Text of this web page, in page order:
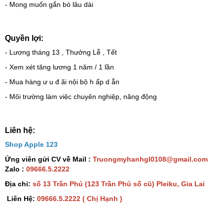
- Mong muốn gắn bó lâu dài
Quyền lợi:
- Lương tháng 13 , Thưởng Lễ , Tết
- Xem xét tăng lương 1 năm / 1 lần
- Mua hàng ư u đ ãi nội bộ h ấp d ẫn
- Môi trường làm việc chuyên nghiệp, năng động
Liên hệ:
Shop Apple 123
Ứng viên gửi CV về Mail : Truongmyhanhgl0108@gmail.com
Zalo : 09666.5.2222
Địa chỉ: số 13 Trần Phú (123 Trần Phú số cũ) Pleiku, Gia Lai
Liên Hệ: 09666.5.2222 ( Chị Hạnh )